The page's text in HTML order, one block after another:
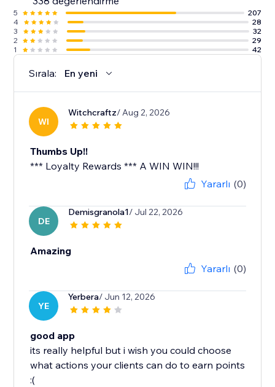
5
207
4
28
3
32
2
29
1
42
Sırala: En yeni
WI
Witchcraftz/ Aug 2, 2026
Thumbs Up!!
*** Loyalty Rewards *** A WIN WIN!!!
Yararlı (0)
DE
Demisgranola1/ Jul 22, 2026
Amazing
Yararlı (0)
YE
Yerbera/ Jun 12, 2026
good app
its really helpful but i wish you could choose
what actions your clients can do to earn points
:(